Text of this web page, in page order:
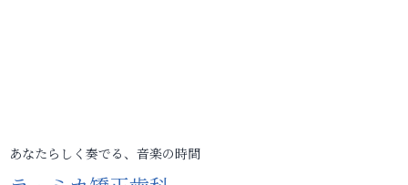
あなたらしく奏でる、音楽の時間